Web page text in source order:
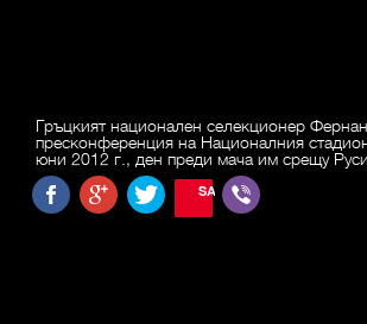
Гръцкият национален селекционер
пресконференция на Националния
юни 2012 г., ден преди мача им срещу
SAVE